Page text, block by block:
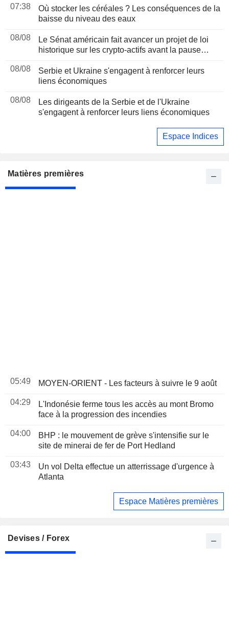
07:38
Où stocker les céréales ? Les conséquences de la
baisse du niveau des eaux
08/08
Le Sénat américain fait avancer un projet de loi
historique sur les crypto-actifs avant la pause
08/08
Serbie et Ukraine s'engagent à renforcer leurs
liens économiques
08/08
Les dirigeants de la Serbie et de l'Ukraine
s'engagent à renforcer leurs liens économiques
Espace Indices
Matières premières
05:49 MOYEN-ORIENT - Les facteurs à suivre le 9 août
04:29
L'Indonésie ferme tous les accès au mont Bromo
face à la progression des incendies
04:00
BHP : le mouvement de grève s'intensifie sur le
site de minerai de fer de Port Hedland
03:43
Un vol Delta effectue un atterrissage d'urgence à
Atlanta
Espace Matières premières
Devises / Forex